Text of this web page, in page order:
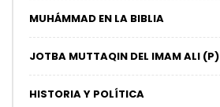
MUHÁMMAD EN LA BIBLIA
JOTBA MUTTAQIN DEL IMAM ALI (P)
HISTORIA Y POLÍTICA